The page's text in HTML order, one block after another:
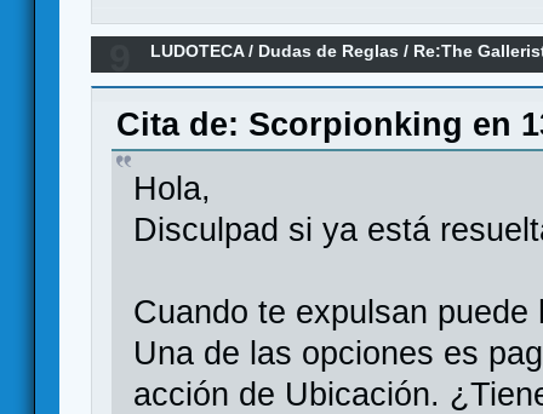
LUDOTECA/ Dudas de Reglas / Re:The
Cita de: Scorpionking en
Hola,
Disculpad si ya está
Cuando te expulsan
Una de las opciones es
acción de Ubicación.